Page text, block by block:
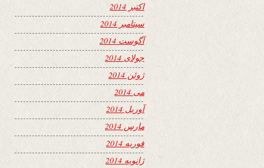
اکتبر 2014
سپتامبر 2014
آگوست 2014
جولای 2014
ژوئن 2014
می 2014
آوریل 2014
مارس 2014
فوریه 2014
ژانویه 2014